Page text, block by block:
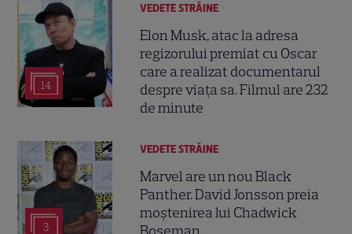
14
VEDETE STRĂINE
Elon Musk, atac la adresa
regizorului premiat cu Oscar
care a realizat documentarul
despre viața sa. Filmul are 232
de minute
3
VEDETE STRĂINE
Marvel are un nou Black
Panther. David Jonsson preia
moștenirea lui Chadwick